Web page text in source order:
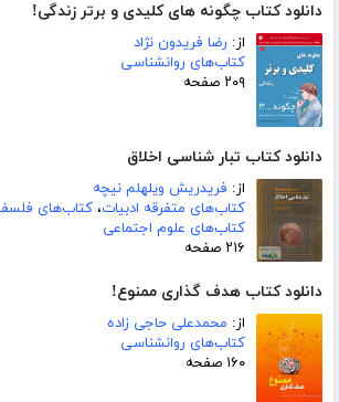
دانلود کتاب چگونه های کلیدی و برتر زندگی!
از: رضا فریدون نژاد
کتاب‌های روانشناسی
۲۰۹ صفحه
دانلود کتاب تبار شناسی اخلاق
از: فریدریش ویلهلم نیچه
کتاب‌های متفرقه ادبیات، کتاب‌های
کتاب‌های علوم اجتماعی
۲۱۶ صفحه
دانلود کتاب هدف گذاری ممنوع!
از: محمدعلی حاجی زاده
کتاب‌های روانشناسی
۱۶۰ صفحه